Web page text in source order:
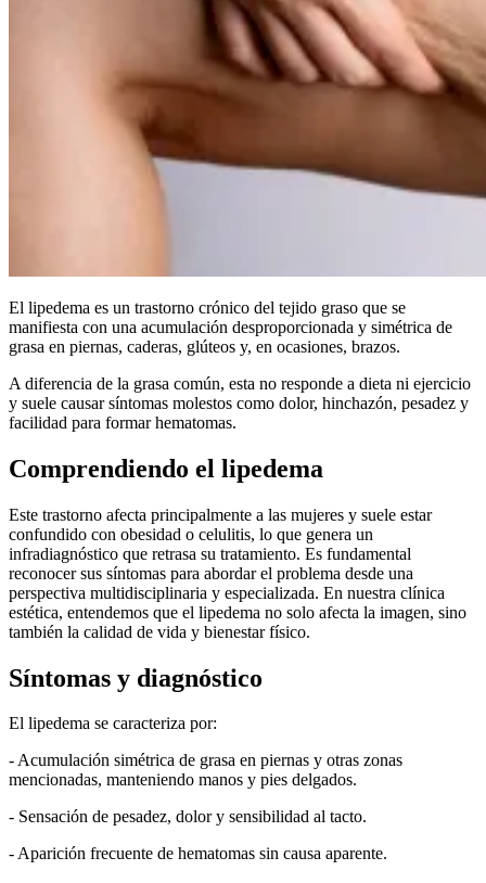
El lipedema es un trastorno crónico del tejido graso que se
manifiesta con una acumulación desproporcionada y simétrica de
grasa en piernas, caderas, glúteos y, en ocasiones, brazos.
A diferencia de la grasa común, esta no responde a dieta ni ejercicio
y suele causar síntomas molestos como dolor, hinchazón, pesadez y
facilidad para formar hematomas.
Comprendiendo el lipedema
Este trastorno afecta principalmente a las mujeres y suele estar
confundido con obesidad o celulitis, lo que genera un
infradiagnóstico que retrasa su tratamiento. Es fundamental
reconocer sus síntomas para abordar el problema desde una
perspectiva multidisciplinaria y especializada. En nuestra clínica
estética, entendemos que el lipedema no solo afecta la imagen, sino
también la calidad de vida y bienestar físico.
Síntomas y diagnóstico
El lipedema se caracteriza por:
- Acumulación simétrica de grasa en piernas y otras zonas
mencionadas, manteniendo manos y pies delgados.
- Sensación de pesadez, dolor y sensibilidad al tacto.
- Aparición frecuente de hematomas sin causa aparente.